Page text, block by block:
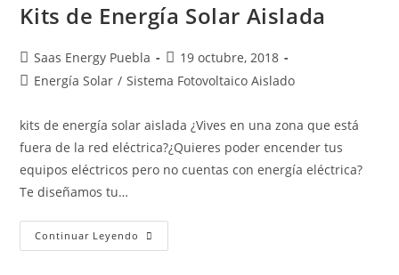
Kits de Energía Solar Aislada
Saas Energy Puebla
19 octubre, 2018
Energía Solar / Sistema Fotovoltaico Aislado
kits de energía solar aislada ¿Vives en una zona que está
fuera de la red eléctrica?¿Quieres poder encender tus
equipos eléctricos pero no cuentas con energía eléctrica?
Te diseñamos tu…
Continuar Leyendo